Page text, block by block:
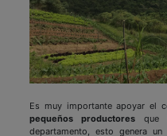
Es muy importante apoyar el
pequeños productores que
departamento, esto genera